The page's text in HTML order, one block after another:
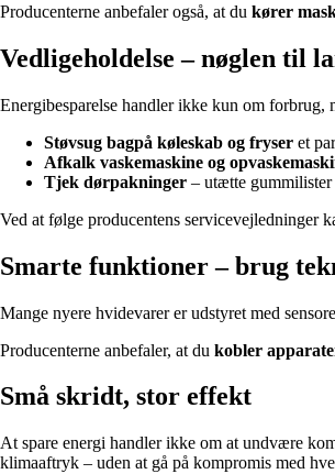
Producenterne anbefaler også, at du kører
Vedligeholdelse – nøglen til
Energibesparelse handler ikke kun om forbrug,
Støvsug bagpå køleskab og fryser et
Afkalk vaskemaskine og
Tjek dørpakninger – utætte
Ved at følge producentens servicevejledninger
Smarte funktioner – brug
Mange nyere hvidevarer er udstyret med
Producenterne anbefaler, at du kobler
Små skridt, stor effekt
At spare energi handler ikke om at undvære
klimaaftryk – uden at gå på kompromis med